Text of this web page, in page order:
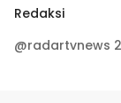
Redaksi
@radartvnews